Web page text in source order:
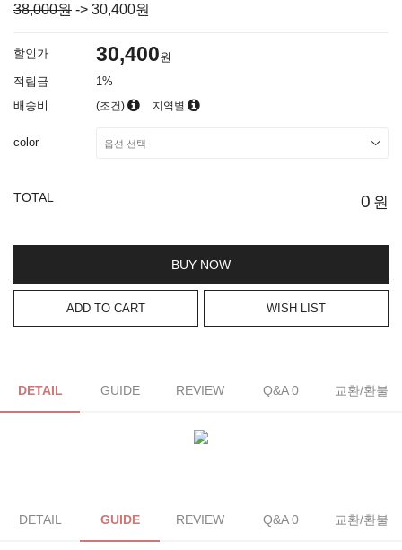
38,000원 -> 30,400원
할인가 30,400원
적립금
1%
배송비
(조건) 지역별
color
TOTAL 0 원
BUY NOW
ADD TO CART WISH LIST
DETAIL GUIDE REVIEW Q&A 0 교환/환불
DETAIL GUIDE REVIEW Q&A 0 교환/환불